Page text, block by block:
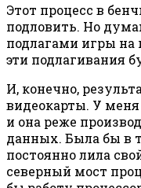
Этот процесс в
подловить. Но
подлагами игры на
эти подлагивания
И, конечно,
видеокарты. У меня
и она реже
данных. Была бы в
постоянно лила
северный мост